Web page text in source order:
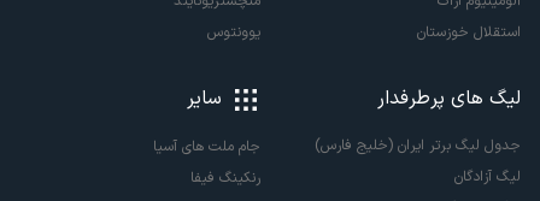
استقلال خوزستان
یوونتوس
لیگ های پرطرفدار
جدول لیگ برتر ایران (خلیج فارس)
لیگ آزادگان
سایر
جام ملت های آسیا
رنکینگ فیفا